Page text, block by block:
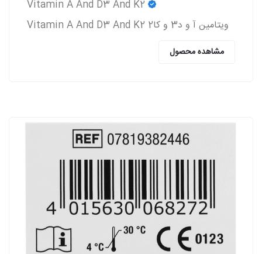
ویتامین آ و د3 و کا2 Vitamin A And D3 And K2
مشاهده محصول